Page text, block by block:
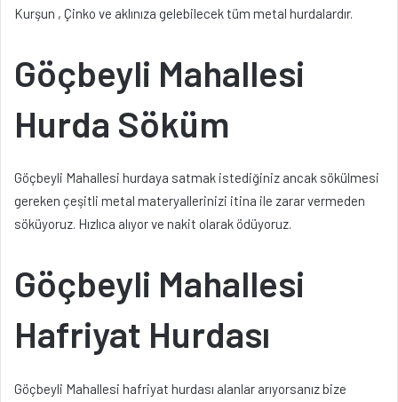
Kurşun , Çinko ve aklınıza gelebilecek tüm metal hurdalardır.
Göçbeyli Mahallesi
Hurda Söküm
Göçbeyli Mahallesi hurdaya satmak istediğiniz ancak sökülmesi
gereken çeşitli metal materyallerinizi itina ile zarar vermeden
söküyoruz. Hızlıca alıyor ve nakit olarak ödüyoruz.
Göçbeyli Mahallesi
Hafriyat Hurdası
Göçbeyli Mahallesi hafriyat hurdası alanlar arıyorsanız bize